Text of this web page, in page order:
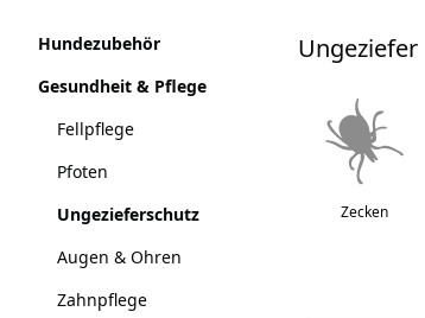
Kategorien
Hundezubehör
Gesundheit & Pflege
Fellpflege
Pfoten
Ungezieferschutz
Augen & Ohren
Zahnpflege
Ungeziefer
Zecken